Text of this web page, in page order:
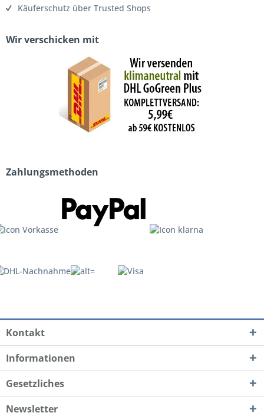
Käuferschutz über Trusted Shops
Wir verschicken mit
Zahlungsmethoden
Kontakt
Informationen
Gesetzliches
Newsletter